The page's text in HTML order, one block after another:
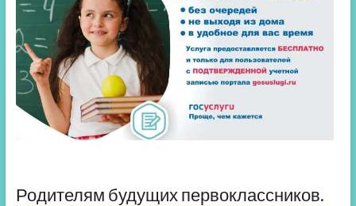
Родителям будущих первоклассников.